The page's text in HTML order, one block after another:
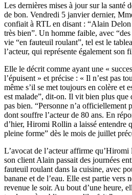
Les dernières mises à jour sur la santé
de bon. Vendredi 5 janvier dernier,
confiait à RTL en disant : “Alain
très bien”. Un homme faible, avec
vie “en fauteuil roulant”, tel est le
l’acteur, qui représente également son
Elle le décrit comme ayant une «
l’épuisent » et précise : « Il n’est pas
même s’il se met toujours en colère et
est malade”, dit-on. Il vit bien plus que
pas bien. “Personne n’a officiellement
dont souffre l’acteur de 80 ans. En
d’hier, Hiromi Rollin a laissé entendre
pleine forme” dès le mois de juillet
L’avocat de l’acteur affirme
son client Alain passait des journées
fauteuil roulant dans la cuisine, avec
banane et de l’eau. Elle est partie vers
revenue le soir. Au bout d’une heure,